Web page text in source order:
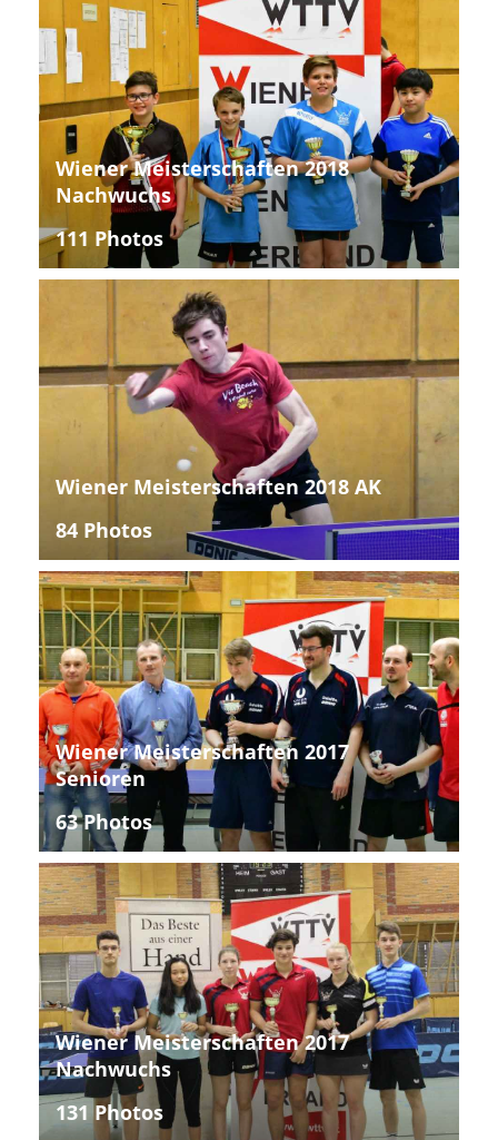
Wiener Meisterschaften 2018
Nachwuchs
111 Photos
Wiener Meisterschaften 2018 AK
84 Photos
Wiener Meisterschaften 2017
Senioren
63 Photos
Wiener Meisterschaften 2017
Nachwuchs
131 Photos